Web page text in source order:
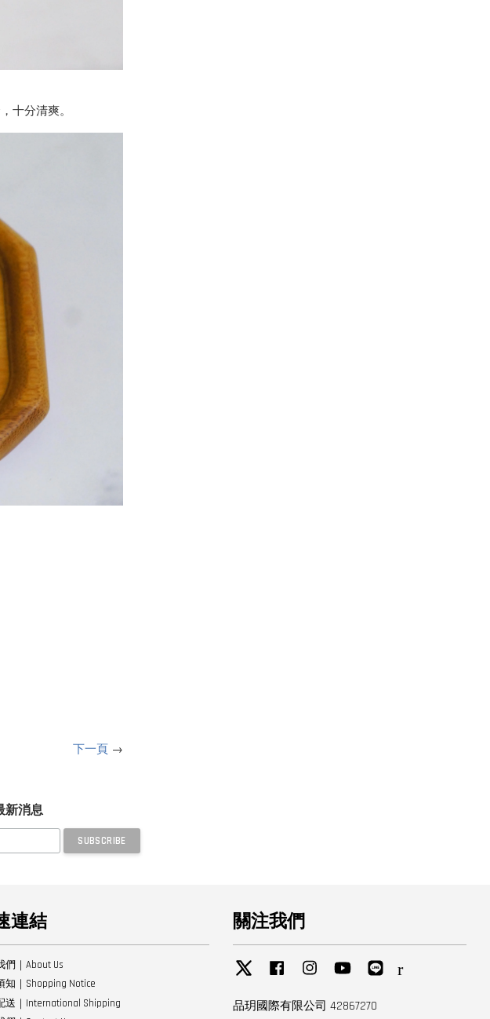
十分清爽。
下一頁→
新消息
連結
們｜About Us
知｜Shopping Notice
送｜International Shipping
關注我們
Twitter Facebook InstagramYouTube LineRSS
品玥國際有限公司 42867270